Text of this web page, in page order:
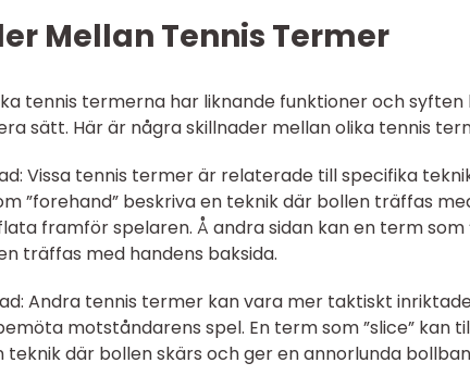
Mellan Tennis Termer
tennis termerna har liknande funktioner och syften
sätt. Här är några skillnader mellan olika tennis
Vissa tennis termer är relaterade till specifika
”forehand” beskriva en teknik där bollen träffas
framför spelaren. Å andra sidan kan en term som
träffas med handens baksida.
Andra tennis termer kan vara mer taktiskt
motståndarens spel. En term som ”slice” kan
teknik där bollen skärs och ger en annorlunda